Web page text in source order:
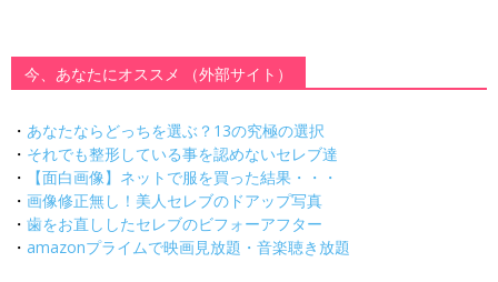
今、あなたにオススメ （外部サイト）
・ あなたならどっちを選ぶ？13の究極の選択
・ それでも整形している事を認めないセレブ達
・
【面白画像】ネットで服を買った結果・・・
・ 画像修正無し！美人セレブのドアップ写真
・ 歯をお直ししたセレブのビフォーアフター
・ amazonプライムで映画見放題・音楽聴き放題